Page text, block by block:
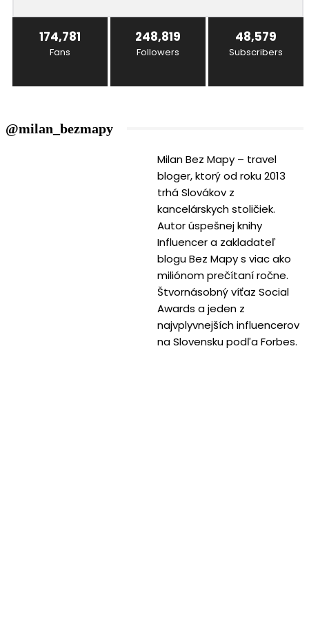
174,781
Fans
248,819
Followers
48,579
Subscribers
@milan_bezmapy
Milan Bez Mapy – travel
bloger, ktorý od roku 2013
trhá Slovákov z
kancelárskych stoličiek.
Autor úspešnej knihy
Influencer a zakladateľ
blogu Bez Mapy s viac ako
miliónom prečítaní ročne.
Štvornásobný víťaz Social
Awards a jeden z
najvplyvnejších influencerov
na Slovensku podľa Forbes.